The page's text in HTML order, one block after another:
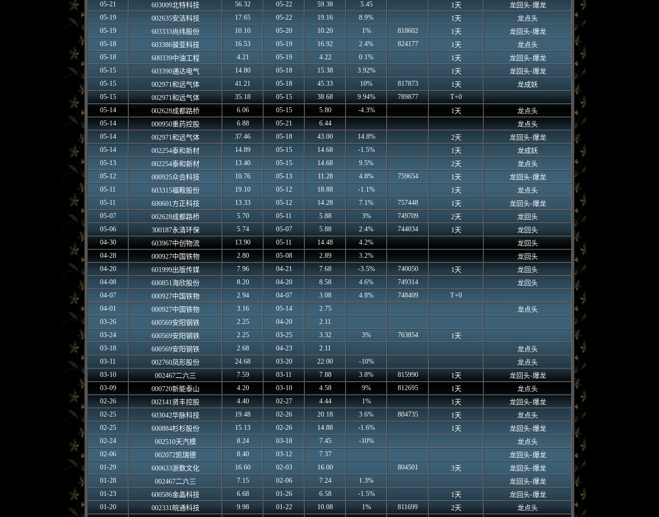
05-21
603009北特科技 56.32 05-22 59.38 5.45 1天
龙回头-爆龙
05-19
002635安洁科技 17.65 05-22 19.16 8.9% 1天
龙点头
05-19
603333尚纬股份 10.10 05-20 10.20 1% 818602 1天
龙回头-爆龙
05-18
603386骏亚科技 16.53 05-19 16.92 2.4% 824177 1天
龙点头
05-18
600339中油工程 4.21 05-19 4.22 0.1% 1天
龙回头-爆龙
05-15
603390通达电气 14.80 05-18 15.38 3.92% 1天
龙回头-爆龙
05-15
002971和远气体 41.21 05-18 45.33 10% 817873 1天
龙成妖
05-15
002971和远气体 35.18 05-15 38.68 9.94% 789877
T+0
05-14
002628成都路桥 6.06 05-15 5.80 -4.3% 1天
龙点头
05-14
000950重药控股 6.88 05-21 6.44
龙点头
05-14
002971和远气体 37.46 05-18 43.00 14.8% 2天
龙回头-爆龙
05-14
002254泰和新材 14.89 05-15 14.68 -1.5% 1天
龙成妖
05-13
002254泰和新材 13.40 05-15 14.68 9.5% 2天
龙点头
05-12
000925众合科技 10.76 05-13 11.28 4.8% 759654 1天
龙回头-爆龙
05-11
603315福鞍股份 19.10 05-12 18.88 -1.1% 1天
龙点头
05-11
600601方正科技 13.33 05-12 14.28 7.1% 757448 1天
龙回头-爆龙
05-07
002628成都路桥 5.70 05-11 5.88 3% 749709 2天
龙回头
05-06
300187永清环保 5.74 05-07 5.88 2.4% 744034 1天
龙回头
04-30
603967中创物流 13.90 05-11 14.48 4.2%
龙回头
04-28
000927中国铁物 2.80 05-08 2.89 3.2%
龙回头
04-20
601999出版传媒 7.96 04-21 7.68 -3.5% 740050 1天
龙回头
04-08
600851海欣股份 8.20 04-20 8.58 4.6% 749314
龙回头
04-07
000927中国铁物 2.94 04-07 3.08 4.8% 748409
T+0
04-01
000927中国铁物 3.16 05-14 2.75
龙点头
03-26
600569安阳钢铁 2.25 04-20
2.11
03-24
600569安阳钢铁 2.25 03-25 3.32 3% 763854
1天
03-18
600569安阳钢铁 2.68 04-23 2.11
龙点头
03-11
002760凤形股份 24.68 03-20 22.00 -10%
龙点头
03-10
002467二六三 7.59 03-11 7.88 3.8% 815990 1天
龙回头-爆龙
03-09
000720新能泰山 4.20 03-10 4.58 9% 812695 1天
龙点头
02-26
002141贤丰控股 4.40 02-27 4.44 1% 1天
龙回头-爆龙
02-25
603042华脉科技 19.48 02-26 20.18 3.6% 804735 1天
龙点头
02-25
600884杉杉股份 15.13 02-26 14.88 -1.6% 1天
龙回头-爆龙
02-24
002510天汽模 8.24 03-18 7.45 -10%
龙点头
02-06
002072凯瑞德 8.40 03-12 7.37
龙回头-爆龙
01-29
600633浙数文化 16.60 02-03 16.00 804501 3天
龙回头-爆龙
01-28
002467二六三 7.15 02-06 7.24 1.3%
龙回头-爆龙
01-23
600586金晶科技 6.68 01-26 6.58 -1.5% 1天
龙回头-爆龙
01-20
002331皖通科技 9.98 01-22 10.08 1% 811699 2天
龙点头